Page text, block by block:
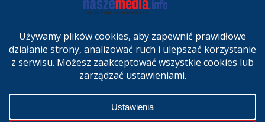
OSCAL Pad 200 alternatywą dla
sprzedaży w Polsce
cze 27, 2026